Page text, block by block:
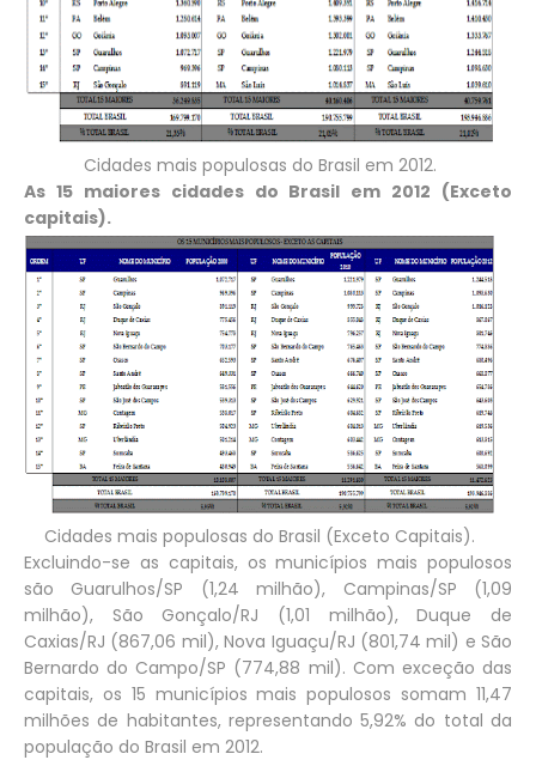
Cidades mais populosas do Brasil em 2012.
As 15 maiores cidades do Brasil em 2012 (Exceto
capitais).
Cidades mais populosas do Brasil (Exceto Capitais).
Excluindo-se as capitais, os municípios mais populosos
são Guarulhos/SP (1,24 milhão), Campinas/SP (1,09
milhão), São Gonçalo/RJ (1,01 milhão), Duque de
Caxias/RJ (867,06 mil), Nova Iguaçu/RJ (801,74 mil) e São
Bernardo do Campo/SP (774,88 mil). Com exceção das
capitais, os 15 municípios mais populosos somam 11,47
milhões de habitantes, representando 5,92% do total da
população do Brasil em 2012.